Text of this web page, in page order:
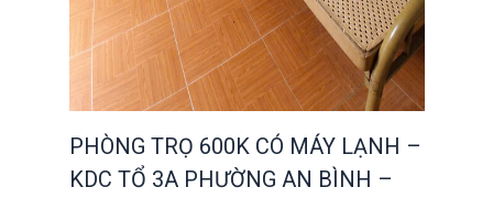
PHÒNG TRỌ 600K CÓ MÁY LẠNH –
KDC TỔ 3A PHƯỜNG AN BÌNH –